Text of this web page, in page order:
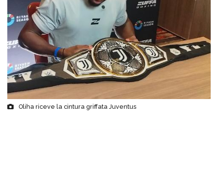
Oliha riceve la cintura griffata Juventus